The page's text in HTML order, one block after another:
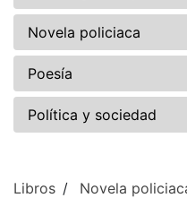
Novela policiaca
Poesía
Política y sociedad
Libros Novela